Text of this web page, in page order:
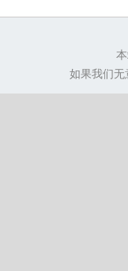
如果我们无